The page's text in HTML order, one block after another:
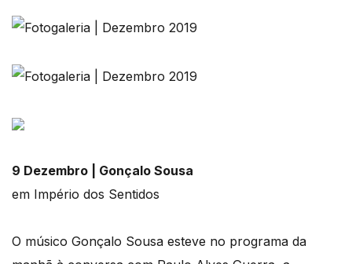
9 Dezembro | Gonçalo Sousa
em Império dos Sentidos
O músico Gonçalo Sousa esteve no programa da